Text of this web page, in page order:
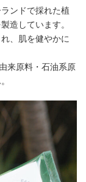
ンドで採れた植
造しています。
、肌を健やかに
来原料・石油系原